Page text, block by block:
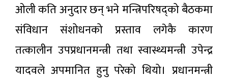
ओली कति अनुदार छन् भने मन्त्रिपरिषद्को बैठकमा
संविधान संशोधनको प्रस्ताव लगेकै कारण
तत्कालीन उपप्रधानमन्त्री तथा स्वास्थ्यमन्त्री उपेन्द्र
यादवले अपमानित हुनु परेको थियो। प्रधानमन्त्री